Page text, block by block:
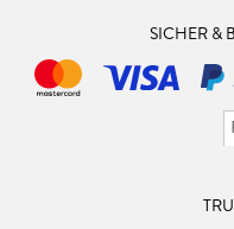
SICHER &